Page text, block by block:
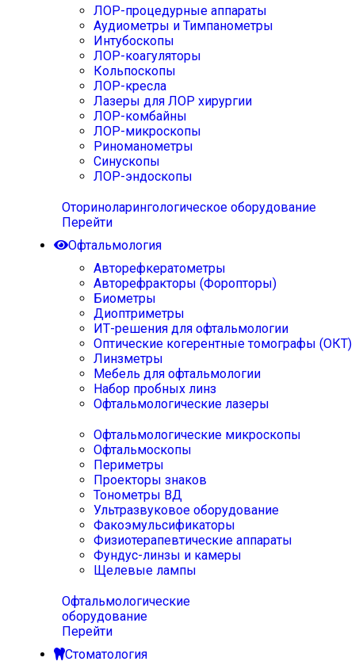
ЛОР-процедурные аппараты
Аудиометры и Тимпанометры
Интубоскопы
ЛОР-коагуляторы
Кольпоскопы
ЛОР-кресла
Лазеры для ЛОР хирургии
ЛОР-комбайны
ЛОР-микроскопы
Риноманометры
Синускопы
ЛОР-эндоскопы
Оториноларингологическое оборудование
Перейти
Офтальмология
Авторефкератометры
Авторефракторы (Форопторы)
Биометры
Диоптриметры
ИТ-решения для офтальмологии
Оптические когерентные томографы (ОКТ)
Линзметры
Мебель для офтальмологии
Набор пробных линз
Офтальмологические лазеры
Офтальмологические микроскопы
Офтальмоскопы
Периметры
Проекторы знаков
Тонометры ВД
Ультразвуковое оборудование
Факоэмульсификаторы
Физиотерапевтические аппараты
Фундус-линзы и камеры
Щелевые лампы
Офтальмологические
оборудование
Перейти
Стоматология